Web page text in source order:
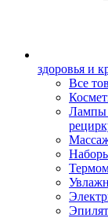
здоровья и
Все
Лампы